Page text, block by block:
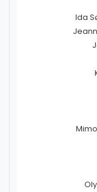
Ida